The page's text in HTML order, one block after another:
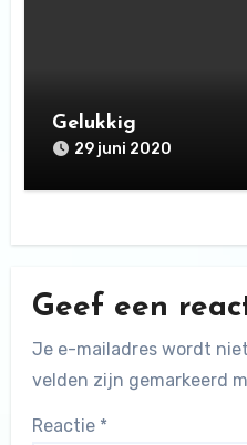
Gelukkig
29 juni 2020
Geef een
Je e-mailadres wordt
velden zijn gemarkeerd
Reactie *